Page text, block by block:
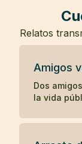
Relatos
Amigos
Dos
la vida
cuerpo